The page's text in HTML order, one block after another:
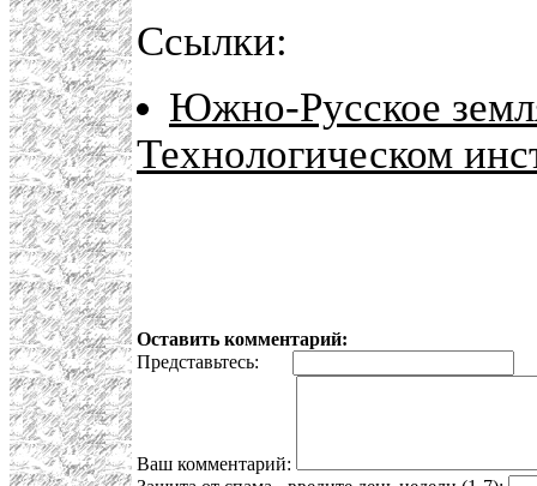
Ссылки:
Южно-Русское
Технологическом
Оставить комментарий:
Представьтесь:
Ваш комментарий: